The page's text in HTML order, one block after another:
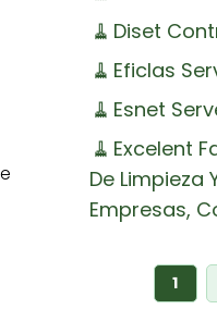
🧹 Diset
🧹 Eficlas
🧹 Esnet
🧹 Excelent
De Limpieza
Empresas,
1